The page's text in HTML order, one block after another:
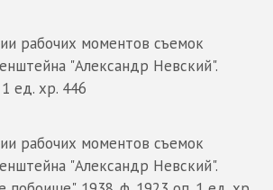
рабочих моментов съемок
"Александр Невский".
ед. хр. 446
рабочих моментов съемок
"Александр Невский".